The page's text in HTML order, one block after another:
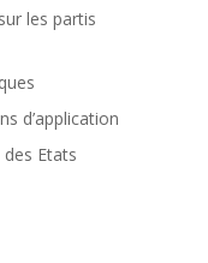
les partis
d’application
des Etats